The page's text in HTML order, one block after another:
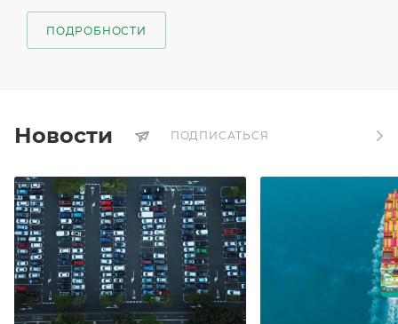
ПОДРОБНОСТИ
Новости ПОДПИСАТЬСЯ